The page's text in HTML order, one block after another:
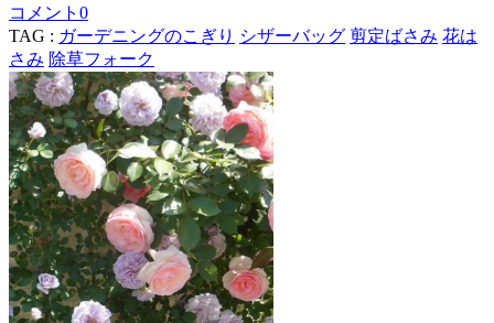
コメント 0
TAG : ガーデニングのこぎり シザーバッグ 剪定ばさみ 花は
さみ 除草フォーク